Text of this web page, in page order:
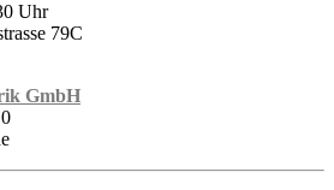
Uhr
79C
GmbH